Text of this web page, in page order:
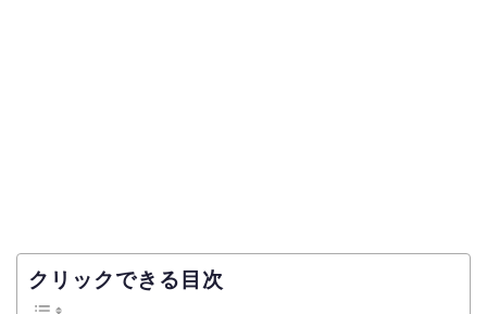
クリックできる目次